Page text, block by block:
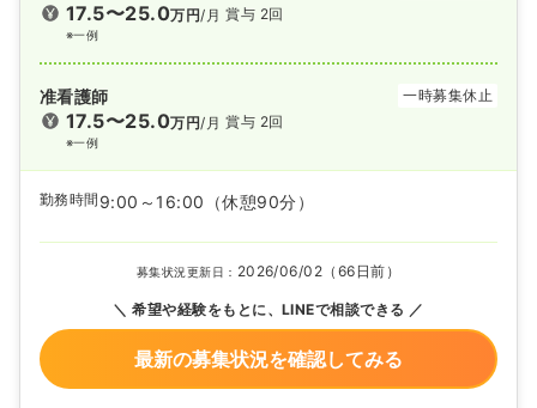
17.5〜25.0万円/月
※一例
賞与 2回
准看護師 一時募集休止
17.5〜25.0万円/月
※一例
賞与 2回
勤務時間 9:00～16:00 （休憩90分）
募集状況更新日： 2026/06/02（66日前）
希望や経験をもとに、LINEで相談できる
最新の募集状況を確認してみる